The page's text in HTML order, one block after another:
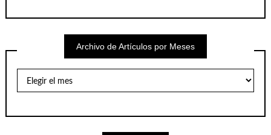
Archivo de Artículos por Meses
Artículos